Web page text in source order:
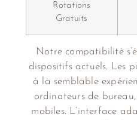
Rotations
Gratuits
Notre compatibilité
dispositifs actuels. Les
à la semblable
ordinateurs de
mobiles. L’interface